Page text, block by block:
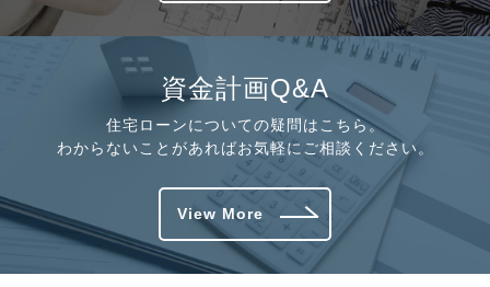
資金計画Q&A
住宅ローンについての疑問はこちら。
わからないことがあればお気軽にご相談ください。
View More